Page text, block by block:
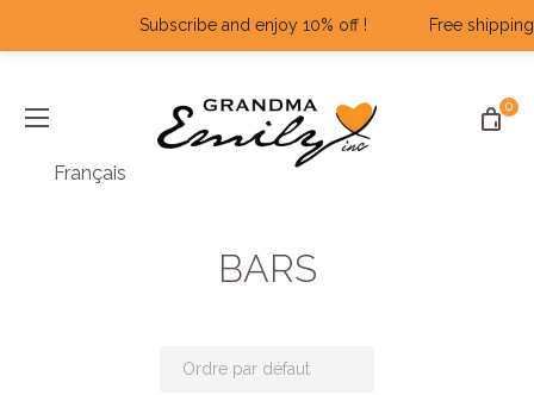
0
BARS
Subscribe and enjoy 10% off ! ‎ ‎ ‎ ‎ ‎ ‎ ‎ ‎ ‎ ‎ ‎ ‎ Free